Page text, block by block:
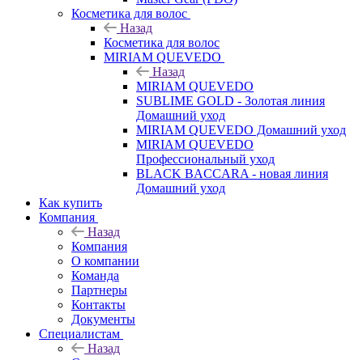
Косметика для волос
Назад
Косметика для волос
MIRIAM QUEVEDO
Назад
MIRIAM QUEVEDO
SUBLIME GOLD - Золотая линия
Домашний уход
MIRIAM QUEVEDO Домашний уход
MIRIAM QUEVEDO
Профессиональный уход
BLACK BACCARA - новая линия
Домашний уход
Как купить
Компания
Назад
Компания
О компании
Команда
Партнеры
Контакты
Документы
Специалистам
Назад